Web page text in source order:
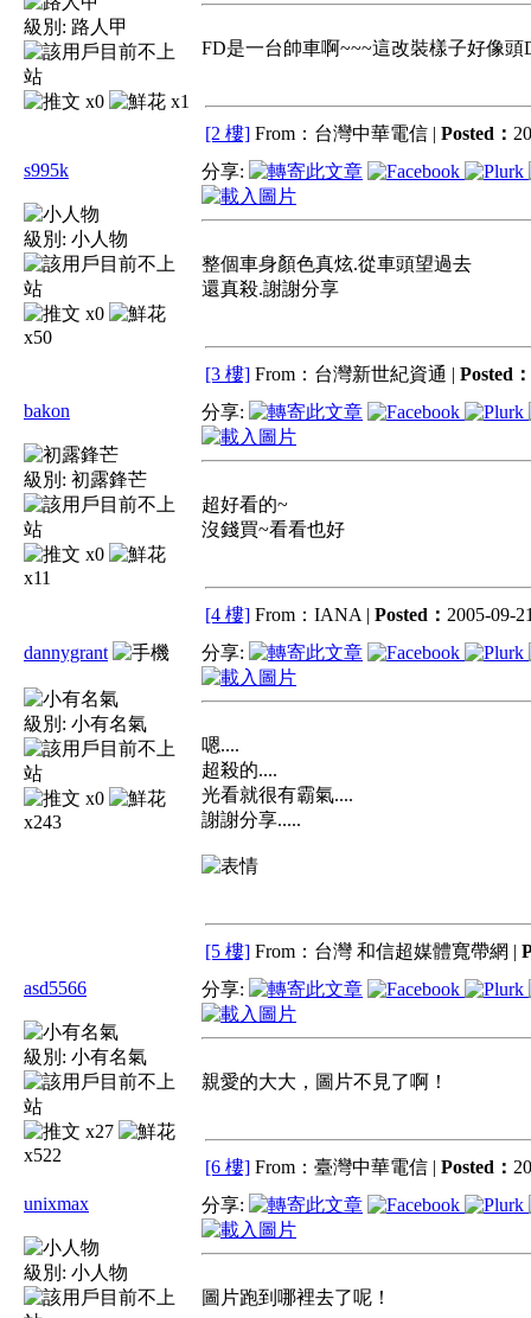
級別: 路人甲
x0 x1
FD是一台帥車啊~~~這改裝樣子好像
[2 樓] From：台灣中華電信 | Posted：
s995k
級別: 小人物
x0
x50
分享:
整個車身顏色真炫.從車頭望過去
還真殺.謝謝分享
[3 樓] From：台灣新世紀資通 | Posted：
bakon
級別: 初露鋒芒
x0
x11
分享:
超好看的~
沒錢買~看看也好
[4 樓] From：IANA | Posted： 2005-09-
dannygrant
級別: 小有名氣
x0
x243
分享:
嗯....
超殺的....
光看就很有霸氣....
謝謝分享.....
[5 樓] From：台灣 和信超媒體寬帶網 |
asd5566
級別: 小有名氣
x27
x522
分享:
親愛的大大，圖片不見了啊！
[6 樓] From：臺灣中華電信 | Posted：
unixmax
級別: 小人物
分享:
圖片跑到哪裡去了呢！